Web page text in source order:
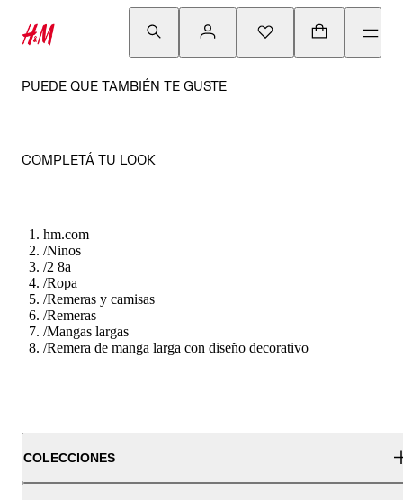
PUEDE QUE TAMBIÉN TE GUSTE
COMPLETÁ TU LOOK
hm.com
/Ninos
/2 8a
/Ropa
/Remeras y camisas
/Remeras
/Mangas largas
/Remera de manga larga con diseño decorativo
COLECCIONES